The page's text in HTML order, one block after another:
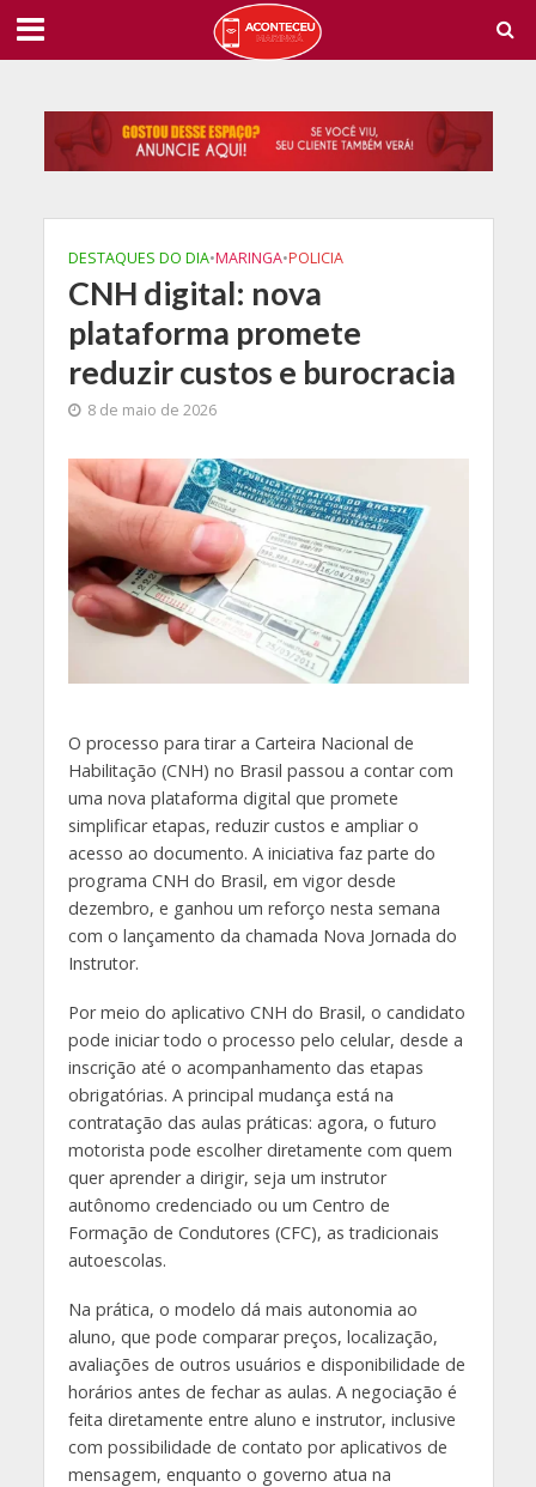
DESTAQUES DO DIA•MARINGA•POLICIA
CNH digital: nova
plataforma promete
reduzir custos e burocracia
8 de maio de 2026
O processo para tirar a Carteira Nacional de
Habilitação (CNH) no Brasil passou a contar com
uma nova plataforma digital que promete
simplificar etapas, reduzir custos e ampliar o
acesso ao documento. A iniciativa faz parte do
programa CNH do Brasil, em vigor desde
dezembro, e ganhou um reforço nesta semana
com o lançamento da chamada Nova Jornada do
Instrutor.
Por meio do aplicativo CNH do Brasil, o candidato
pode iniciar todo o processo pelo celular, desde a
inscrição até o acompanhamento das etapas
obrigatórias. A principal mudança está na
contratação das aulas práticas: agora, o futuro
motorista pode escolher diretamente com quem
quer aprender a dirigir, seja um instrutor
autônomo credenciado ou um Centro de
Formação de Condutores (CFC), as tradicionais
autoescolas.
Na prática, o modelo dá mais autonomia ao
aluno, que pode comparar preços, localização,
avaliações de outros usuários e disponibilidade de
horários antes de fechar as aulas. A negociação é
feita diretamente entre aluno e instrutor, inclusive
com possibilidade de contato por aplicativos de
mensagem, enquanto o governo atua na